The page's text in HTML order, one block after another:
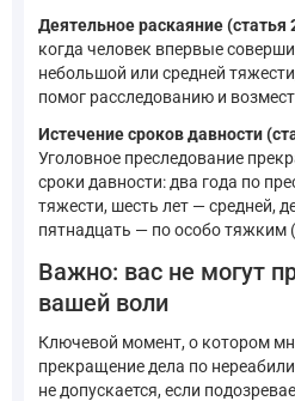
Деятельное раскаяние
когда человек впервые
небольшой или средней
помог расследованию и
Истечение сроков давности
Уголовное преследование
сроки давности: два года по
тяжести, шесть лет — средней,
пятнадцать — по особо тяжким
Важно: вас не могут
вашей воли
Ключевой момент, о котором
прекращение дела по
не допускается, если